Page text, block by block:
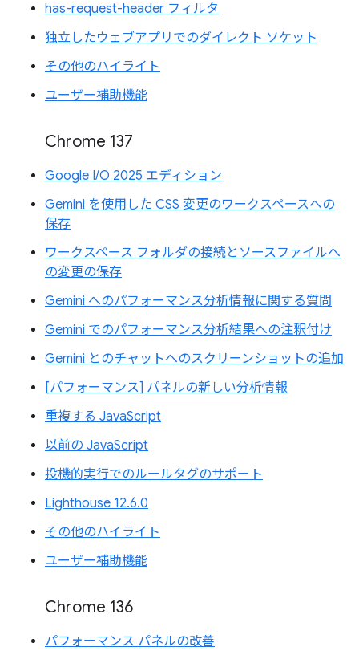
has-request-header フィルタ
独立したウェブアプリでのダイレクト ソケット
その他のハイライト
ユーザー補助機能
Chrome 137
Google I/O 2025 エディション
Gemini を使用した CSS 変更のワークスペースへの
保存
ワークスペース フォルダの接続とソースファイルへ
の変更の保存
Gemini へのパフォーマンス分析情報に関する質問
Gemini でのパフォーマンス分析結果への注釈付け
Gemini とのチャットへのスクリーンショットの追加
[パフォーマンス] パネルの新しい分析情報
重複する JavaScript
以前の JavaScript
投機的実行でのルールタグのサポート
Lighthouse 12.6.0
その他のハイライト
ユーザー補助機能
Chrome 136
パフォーマンス パネルの改善